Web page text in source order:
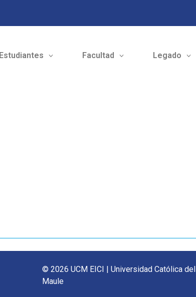
Estudiantes Facultad Legado
© 2026 UCM EICI | Universidad Católica del
Maule